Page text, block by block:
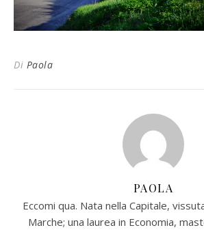
Di Paola
PAOLA
Eccomi qua. Nata nella Capitale,
Marche; una laurea in Economia,